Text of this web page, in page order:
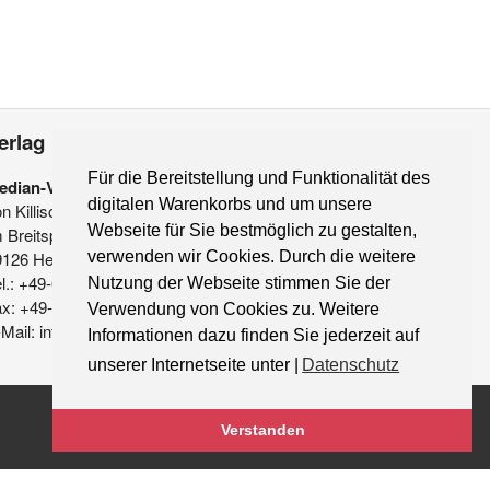
Für die Bereitstellung und Funktionalität des
digitalen Warenkorbs und um unsere
Webseite für Sie bestmöglich zu gestalten,
verwenden wir Cookies. Durch die weitere
Nutzung der Webseite stimmen Sie der
Verwendung von Cookies zu. Weitere
Informationen dazu finden Sie jederzeit auf
unserer Internetseite unter |
Datenschutz
Verstanden
Verlag
Killisch-Horn GmbH
Breitspiel 11 a
Heidelberg
+49-6221-90 509-0
+49-6221-90 509-20
info@median-verlag.de